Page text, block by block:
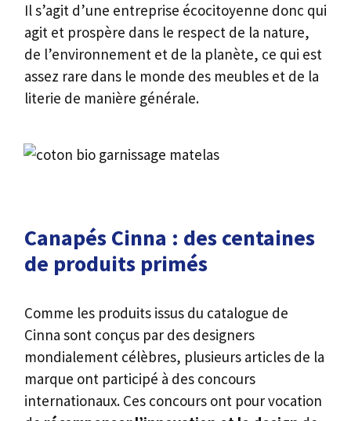
Il s’agit d’une entreprise écocitoyenne donc qui
agit et prospère dans le respect de la nature,
de l’environnement et de la planète, ce qui est
assez rare dans le monde des meubles et de la
literie de manière générale.
Canapés Cinna : des centaines
de produits primés
Comme les produits issus du catalogue de
Cinna sont conçus par des designers
mondialement célèbres, plusieurs articles de la
marque ont participé à des concours
internationaux. Ces concours ont pour vocation